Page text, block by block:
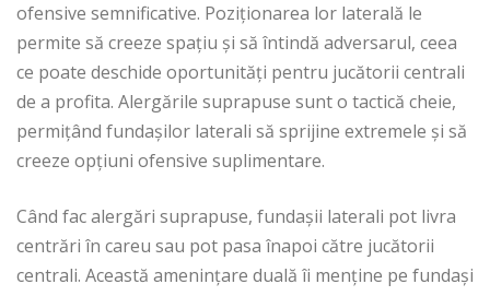
ofensive semnificative. Poziționarea lor laterală le
permite să creeze spațiu și să întindă adversarul, ceea
ce poate deschide oportunități pentru jucătorii centrali
de a profita. Alergările suprapuse sunt o tactică cheie,
permițând fundașilor laterali să sprijine extremele și să
creeze opțiuni ofensive suplimentare.
Când fac alergări suprapuse, fundașii laterali pot livra
centrări în careu sau pot pasa înapoi către jucătorii
centrali. Această amenințare duală îi menține pe fundași